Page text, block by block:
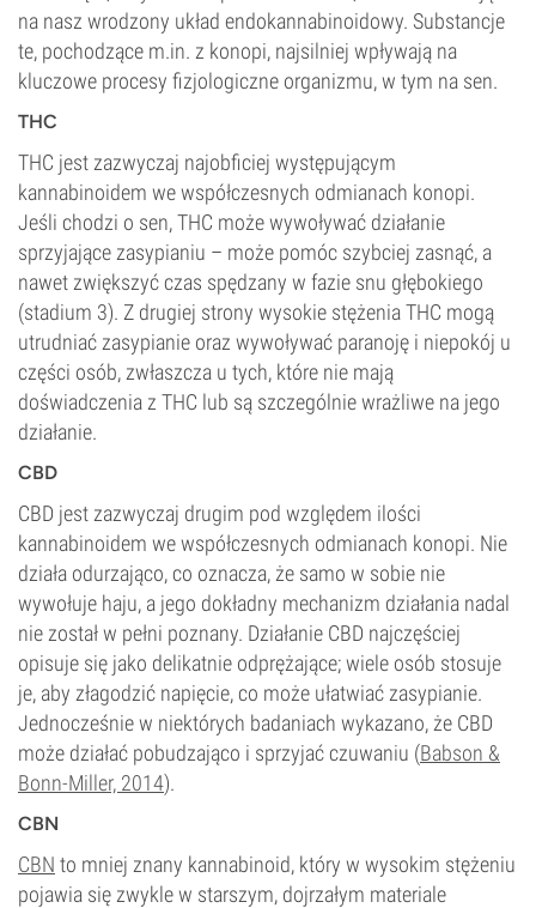
na nasz wrodzony układ endokannabinoidowy. Substancje
te, pochodzące m.in. z konopi, najsilniej wpływają na
kluczowe procesy fizjologiczne organizmu, w tym na sen.
THC
THC jest zazwyczaj najobficiej występującym
kannabinoidem we współczesnych odmianach konopi.
Jeśli chodzi o sen, THC może wywoływać działanie
sprzyjające zasypianiu – może pomóc szybciej zasnąć, a
nawet zwiększyć czas spędzany w fazie snu głębokiego
(stadium 3). Z drugiej strony wysokie stężenia THC mogą
utrudniać zasypianie oraz wywoływać paranoję i niepokój u
części osób, zwłaszcza u tych, które nie mają
doświadczenia z THC lub są szczególnie wrażliwe na jego
działanie.
CBD
CBD jest zazwyczaj drugim pod względem ilości
kannabinoidem we współczesnych odmianach konopi. Nie
działa odurzająco, co oznacza, że samo w sobie nie
wywołuje haju, a jego dokładny mechanizm działania nadal
nie został w pełni poznany. Działanie CBD najczęściej
opisuje się jako delikatnie odprężające; wiele osób stosuje
je, aby złagodzić napięcie, co może ułatwiać zasypianie.
Jednocześnie w niektórych badaniach wykazano, że CBD
może działać pobudzająco i sprzyjać czuwaniu (Babson &
Bonn-Miller, 2014).
CBN
CBN to mniej znany kannabinoid, który w wysokim stężeniu
pojawia się zwykle w starszym, dojrzałym materiale